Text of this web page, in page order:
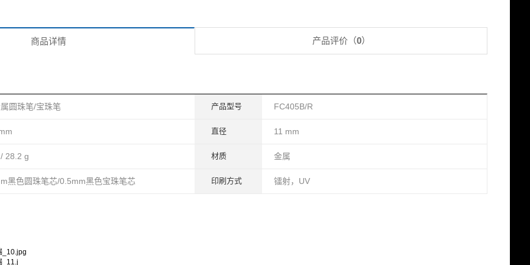
商品详情 产品评价（0）
圆珠笔/宝珠笔 产品型号 FC405B/R
直径 11 mm
28.2 g 材质 金属
黑色圆珠笔芯/0.5mm黑色宝珠笔芯 印刷方式 镭射，UV